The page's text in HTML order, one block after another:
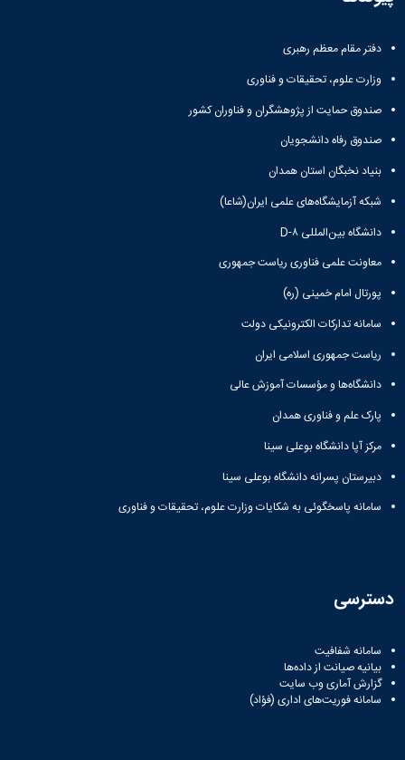
دفتر مقام معظم رهبری
وزارت علوم، تحقیقات و فناوری
صندوق حمایت از پژوهشگران و فناوران کشور
صندوق رفاه دانشجویان
بنیاد نخبگان استان همدان
شبکه آزمایشگاه‌های علمی ایران(شاعا)
دانشگاه بین‌المللی D-۸
معاونت علمی فناوری ریاست جمهوری
پورتال امام خمینی (ره)
سامانه تدارکات الکترونیکی دولت
ریاست جمهوری اسلامی ایران
دانشگاه‌ها و مؤسسات آموزش عالی
پارک علم و فناوری همدان
مرکز آپا دانشگاه بوعلی سینا
دبیرستان پسرانه دانشگاه بوعلی سینا
سامانه پاسخگوئی به شکایات وزارت علوم، تحقیقات و فناوری
دسترسی
سامانه شفافیت
بیانیه صیانت از داده‌ها
گزارش آماری وب‌ سایت
سامانه فوریت‌های اداری (فؤاد)